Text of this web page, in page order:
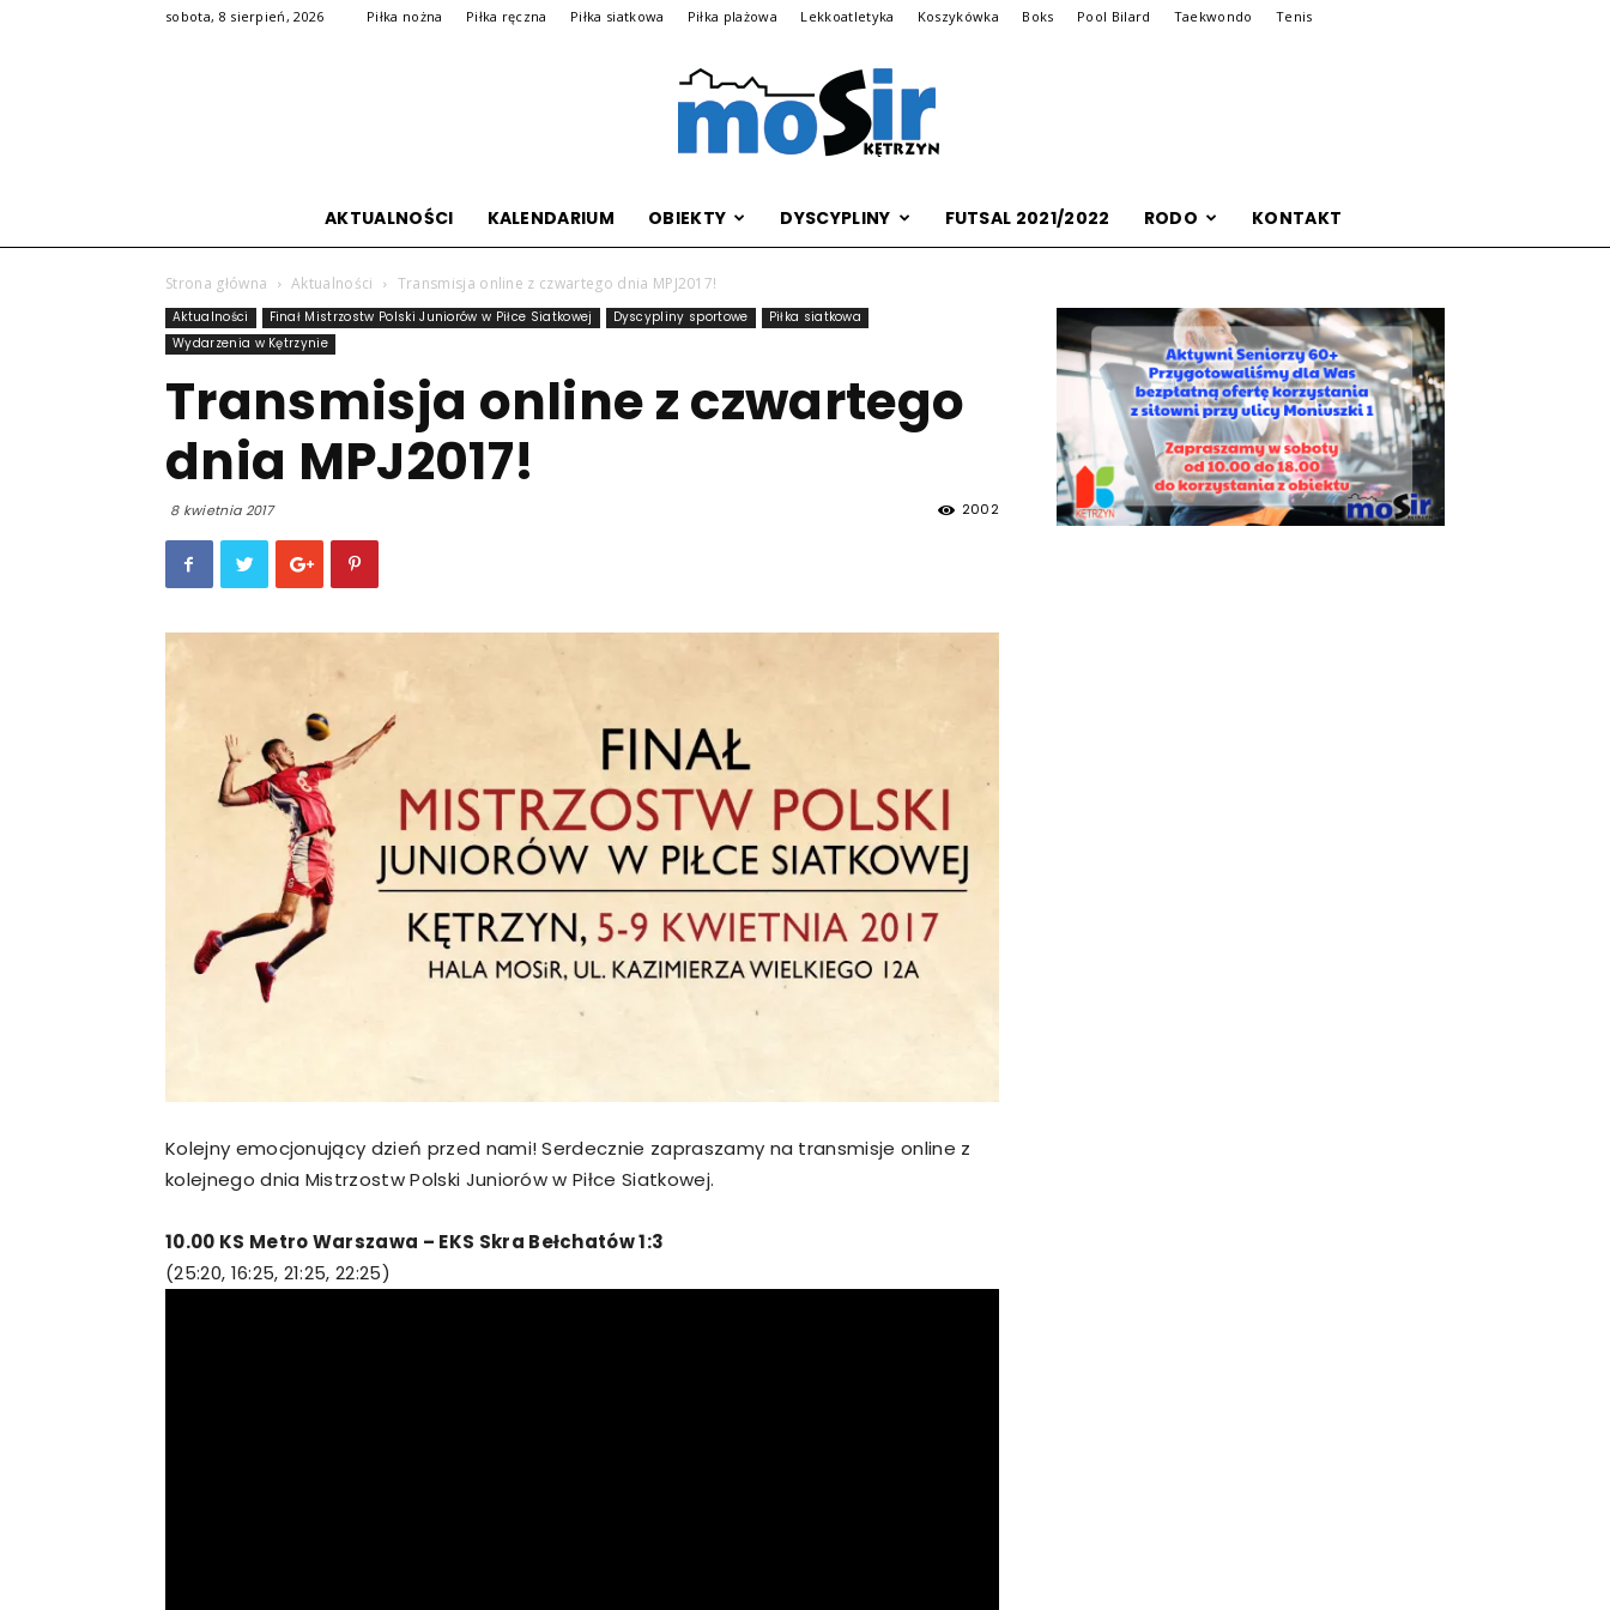
sobota, 8 sierpień, 2026 Piłka nożna Piłka ręczna Piłka siatkowa Piłka plażowa Lekkoatletyka Koszykówka Boks Pool Bilard Taekwondo Tenis
Archiwalna
wersja
Kętrzyn
AKTUALNOŚCI KALENDARIUM OBIEKTY DYSCYPLINY FUTSAL 2021/2022 RODO KONTAKT
Strona główna Aktualności Transmisja online z czwartego dnia MPJ2017!
Aktualności Finał Mistrzostw Polski Juniorów w Piłce Siatkowej Dyscypliny sportowe
Piłka siatkowa
Wydarzenia w Kętrzynie
Transmisja online z czwartego
dnia MPJ2017!
8 kwietnia 2017 2002
Kolejny emocjonujący dzień przed nami! Serdecznie zapraszamy na transmisje online z
kolejnego dnia Mistrzostw Polski Juniorów w Piłce Siatkowej.
10.00 KS Metro Warszawa – EKS Skra Bełchatów1:3
(25:20, 16:25, 21:25, 22:25)